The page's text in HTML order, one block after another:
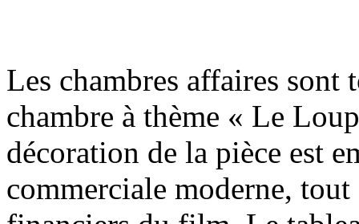
Les chambres affaires sont
chambre à thème « Le
décoration de la pièce est
commerciale moderne,